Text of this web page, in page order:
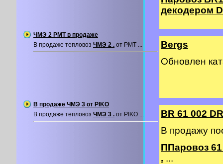
ЧМЭ 2 PMT в продаже
В продаже тепловоз ЧМЭ 2 . от PMT ...
В продаже ЧМЭ 3 от PIKO
В продаже тепловоз ЧМЭ 3 . от PIKO ...
декодером
Bergs
Обновлен
BR 61 002
В продажу
ППаровоз
. ...